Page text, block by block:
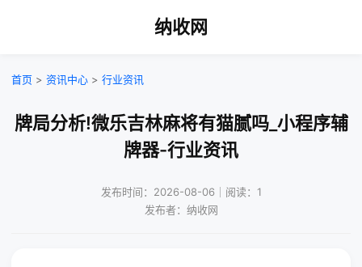
纳收网
首页 > 资讯中心 > 行业资讯
牌局分析!微乐吉林麻将有猫腻吗_小程序辅
牌器-行业资讯
发布时间：2026-08-06｜阅读：1
发布者：纳收网